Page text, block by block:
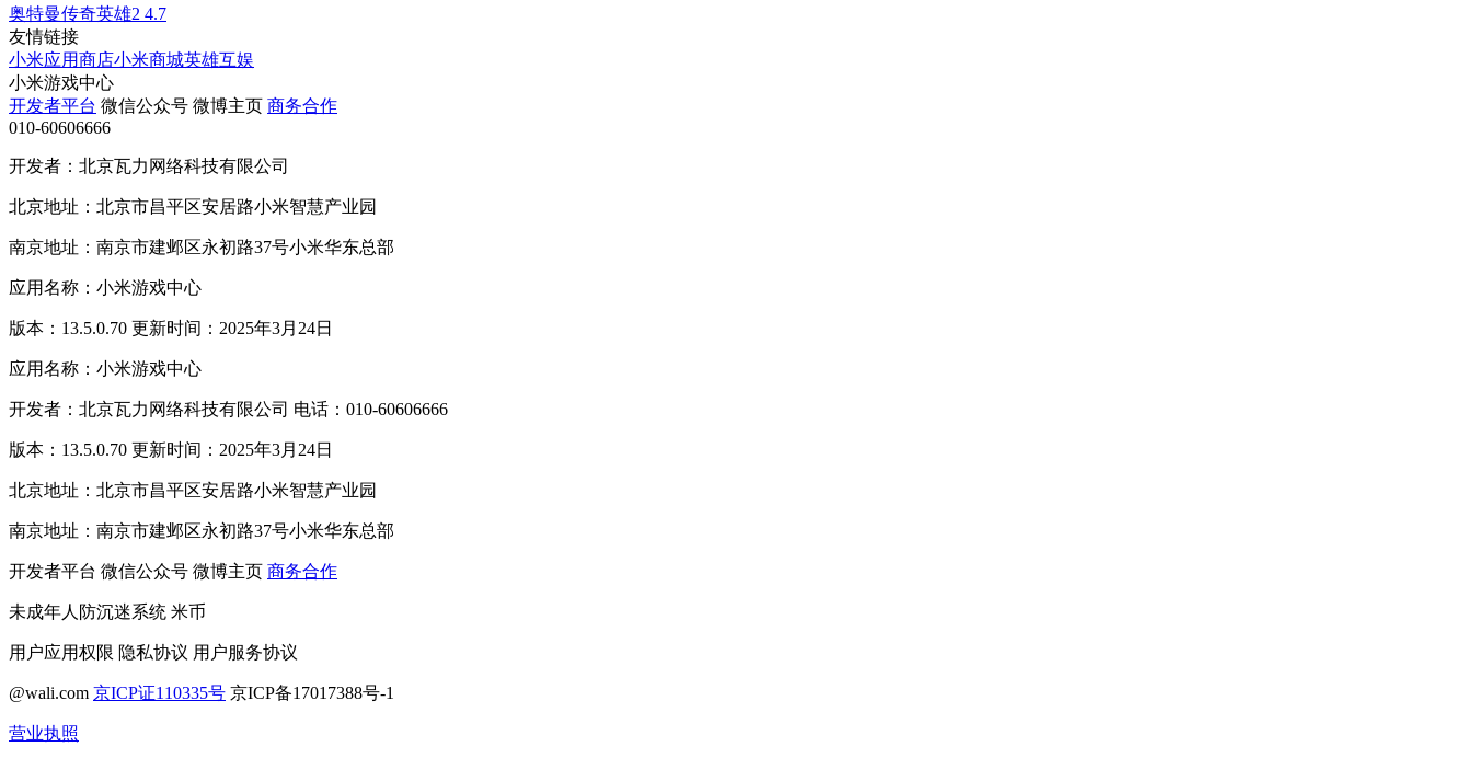
奥特曼传奇英雄2 4.7
友情链接
小米应用商店小米商城英雄互娱
小米游戏中心
开发者平台 微信公众号 微博主页 商务合作
010-60606666
开发者：北京瓦力网络科技有限公司
北京地址：北京市昌平区安居路小米智慧产业园
南京地址：南京市建邺区永初路37号小米华东总部
应用名称：小米游戏中心
版本：13.5.0.70 更新时间：2025年3月24日
应用名称：小米游戏中心
开发者：北京瓦力网络科技有限公司 电话：010-60606666
版本：13.5.0.70 更新时间：2025年3月24日
北京地址：北京市昌平区安居路小米智慧产业园
南京地址：南京市建邺区永初路37号小米华东总部
开发者平台 微信公众号 微博主页 商务合作
未成年人防沉迷系统 米币
用户应用权限 隐私协议 用户服务协议
@wali.com 京ICP证110335号 京ICP备17017388号-1
营业执照